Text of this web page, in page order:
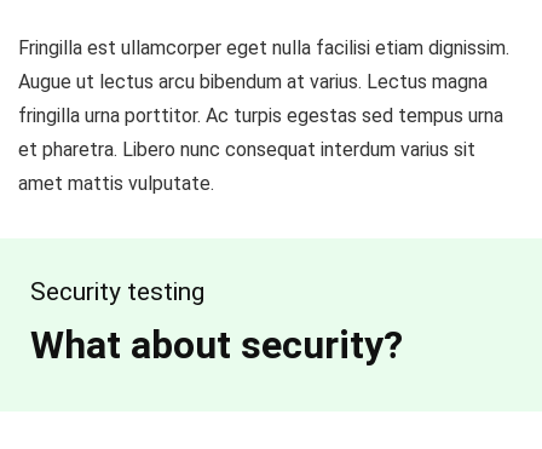
Fringilla est ullamcorper eget nulla facilisi etiam dignissim.
Augue ut lectus arcu bibendum at varius. Lectus magna
fringilla urna porttitor. Ac turpis egestas sed tempus urna
et pharetra. Libero nunc consequat interdum varius sit
amet mattis vulputate.
Security testing
What about security?